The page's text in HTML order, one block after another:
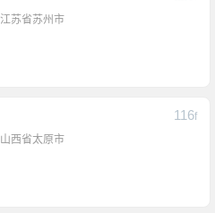
江苏省苏州市
山西省太原市
116F